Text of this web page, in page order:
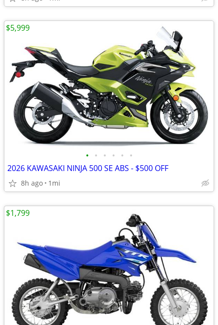
• • • • • •
2026 KAWASAKI NINJA 500 SE ABS - $500 OFF
8h ago 1mi
$5,999
$1,799